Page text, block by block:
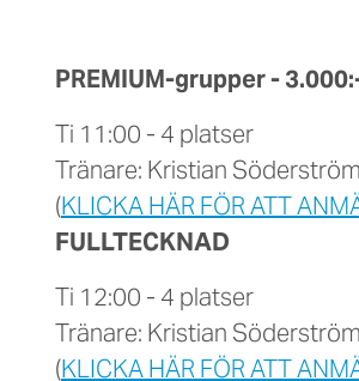
PREMIUM-grupper -
Ti 11:00 - 4 platser
Tränare: Kristian
(KLICKA HÄR FÖR ATT
FULLTECKNAD
Ti 12:00 - 4 platser
Tränare: Kristian